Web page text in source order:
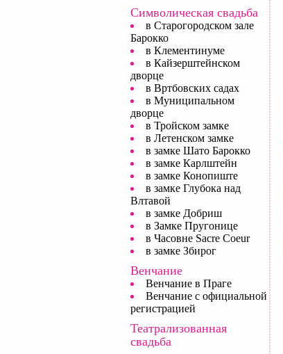
Символическая свадьба
в Старогородском зале
Барокко
в Клементинуме
в Кайзерштейнском
дворце
в Вртбовских садах
в Муниципальном
дворце
в Тройском замке
в Летенском замке
в замке Шато Барокко
в замке Карлштейн
в замке Конопиште
в замке Глубока над
Влтавой
в замке Добриш
в Замке Пругонице
в Часовне Sacre Coeur
в замке Збирог
Венчание
Венчание в Праге
Венчание с официальной
регистрацией
Театрализованная
свадьба